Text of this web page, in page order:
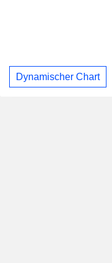
Dynamischer Chart